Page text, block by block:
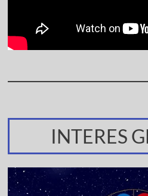
INTERES